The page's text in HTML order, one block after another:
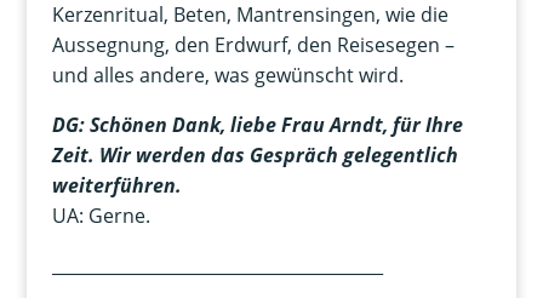
Kerzenritual, Beten, Mantrensingen, wie die
Aussegnung, den Erdwurf, den Reisesegen –
und alles andere, was gewünscht wird.
DG: Schönen Dank, liebe Frau Arndt, für Ihre
Zeit. Wir werden das Gespräch gelegentlich
weiterführen.
UA: Gerne.